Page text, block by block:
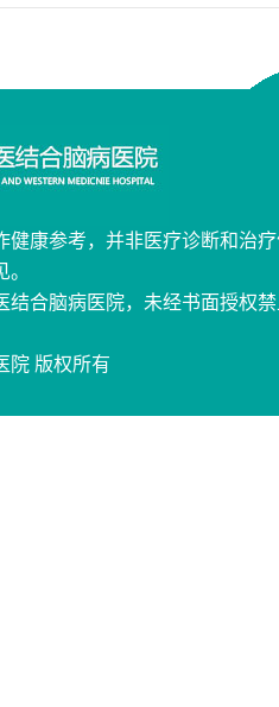
健康参考，并非医疗诊断和治
结合脑病医院，未经书面授权
院 版权所有